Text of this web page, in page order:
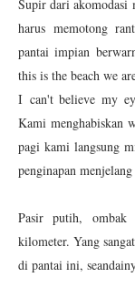
Supir dari akomodasi
harus memotong
pantai impian
this is the beach we
I can't believe my
Kami menghabiskan
pagi kami langsung
penginapan
Pasir putih,
kilometer. Yang
di pantai ini,